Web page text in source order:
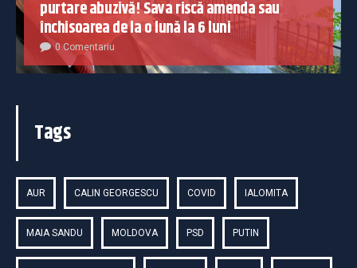
purtare abuzivă! Sava riscă amenda sau
închisoarea de la o lună la 6 luni
0 Comentariu
Tags
AUR CALIN GEORGESCU COVID IALOMITA
MAIA SANDU MOLDOVA PSD PUTIN